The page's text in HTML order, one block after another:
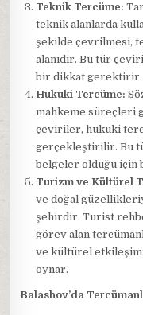
Teknik Tercüme:
teknik alanlarda
şekilde çevrilmesi,
alanıdır. Bu tür
bir dikkat gerektirir.
Hukuki Tercüme:
mahkeme süreçleri
çeviriler, hukuki
gerçekleştirilir. Bu
belgeler olduğu
Turizm ve Kültürel
ve doğal
şehirdir. Turist
görev alan
ve kültürel
oynar.
Balashov’da